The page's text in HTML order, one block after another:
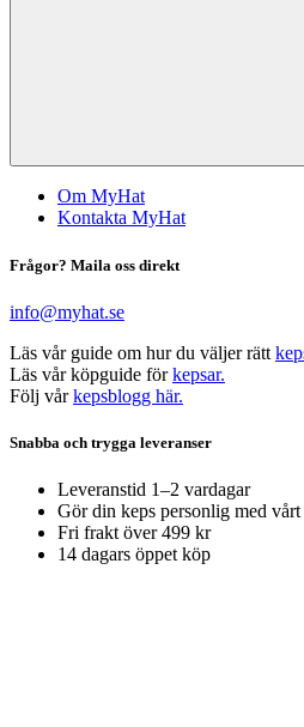
Om MyHat
Kontakta MyHat
Frågor? Maila oss direkt
info@myhat.se
Läs vår guide om hur du väljer rätt
Läs vår köpguide förkepsar.
Följ vårkepsblogg här.
Snabba och trygga leveranser
Leveranstid 1–2 vardagar
Gör din keps personlig med
Fri frakt över 499 kr
14 dagars öppet köp